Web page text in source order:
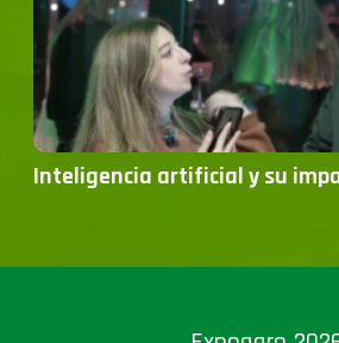
Inteligencia artificial y su